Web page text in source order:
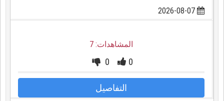
المشاهدات: 7
0
0
التفاصيل